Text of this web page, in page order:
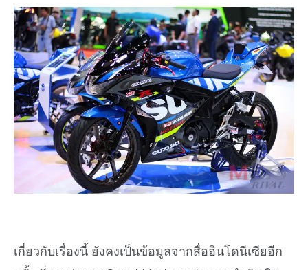
เกี่ยวกับเรื่องนี้ ยังคงเป็นข้อมูลจากสื่ออินโดนีเซียอีก